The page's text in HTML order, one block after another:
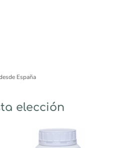
España
elección